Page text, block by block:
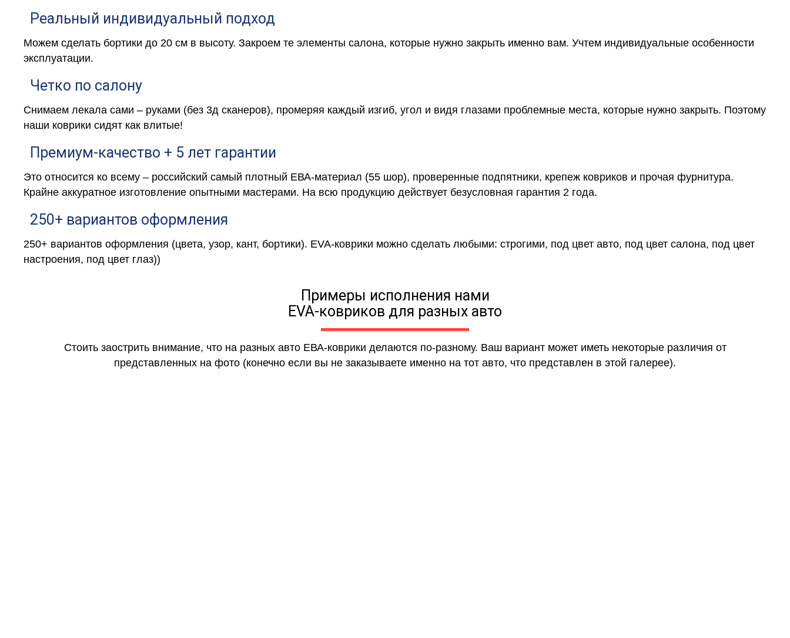
Реальный индивидуальный подход
Можем сделать бортики до 20 см в высоту. Закроем те элементы салона, которые нужно закрыть именно вам. Учтем индивидуальные особенности
эксплуатации.
Четко по салону
Снимаем лекала сами – руками (без 3д сканеров), промеряя каждый изгиб, угол и видя глазами проблемные места, которые нужно закрыть. Поэтому
наши коврики сидят как влитые!
Премиум-качество + 5 лет гарантии
Это относится ко всему – российский самый плотный ЕВА-материал (55 шор), проверенные подпятники, крепеж ковриков и прочая фурнитура.
Крайне аккуратное изготовление опытными мастерами. На всю продукцию действует безусловная гарантия 2 года.
250+ вариантов оформления
250+ вариантов оформления (цвета, узор, кант, бортики). EVA-коврики можно сделать любыми: строгими, под цвет авто, под цвет салона, под цвет
настроения, под цвет глаз))
Примеры исполнения нами
EVA-ковриков для разных авто
Стоить заострить внимание, что на разных авто ЕВА-коврики делаются по-разному. Ваш вариант может иметь некоторые различия от
представленных на фото (конечно если вы не заказываете именно на тот авто, что представлен в этой галерее).